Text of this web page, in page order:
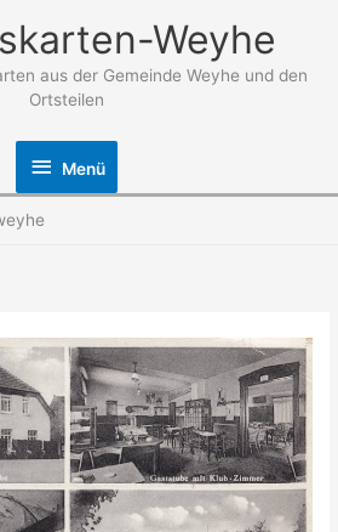
Weyhe
aus der Gemeinde Weyhe und den
Ortsteilen
Menü
Menü